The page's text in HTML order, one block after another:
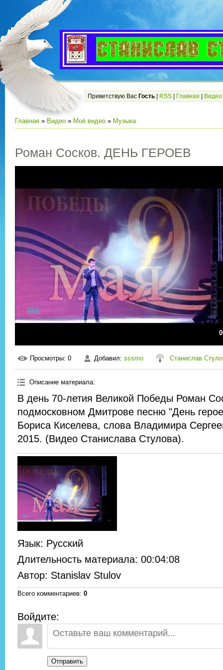
Приветствую Вас Гость RSS Главная Видео
Главная » Видео » Моё видео » Музыка
Роман Сосков. ДЕНЬ ГЕРОЕВ
Просмотры: 0 Добавил: sssmo Станислав
Описание материала:
В день 70-летия Великой Победы Роман
подмосковном Дмитрове песню "День
Бориса Киселева, слова Владимира
2015. (Видео Станислава Стулова).
Язык: Русский
Длительность материала: 00:04:08
Автор: Stanislav Stulov
Всего комментариев: 0
Войдите:
Отправить